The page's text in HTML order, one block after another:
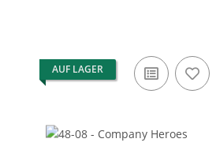
AUF LAGER